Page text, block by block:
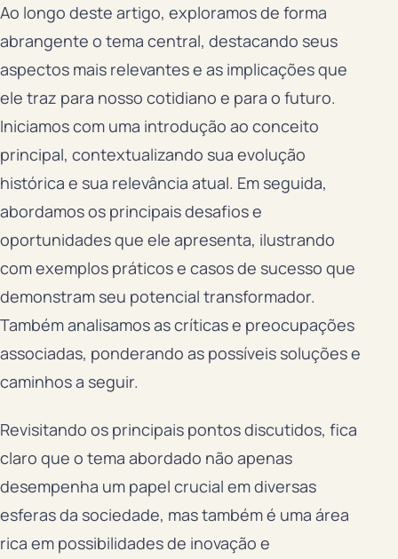
Ao longo deste artigo, exploramos de forma
abrangente o tema central, destacando seus
aspectos mais relevantes e as implicações que
ele traz para nosso cotidiano e para o futuro.
Iniciamos com uma introdução ao conceito
principal, contextualizando sua evolução
histórica e sua relevância atual. Em seguida,
abordamos os principais desafios e
oportunidades que ele apresenta, ilustrando
com exemplos práticos e casos de sucesso que
demonstram seu potencial transformador.
Também analisamos as críticas e preocupações
associadas, ponderando as possíveis soluções e
caminhos a seguir.
Revisitando os principais pontos discutidos, fica
claro que o tema abordado não apenas
desempenha um papel crucial em diversas
esferas da sociedade, mas também é uma área
rica em possibilidades de inovação e